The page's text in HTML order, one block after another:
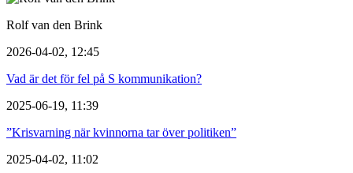
Rolf van den Brink
2026-04-02, 12:45
Vad är det för fel på S kommunikation?
2025-06-19, 11:39
”Krisvarning när kvinnorna tar över politiken”
2025-04-02, 11:02